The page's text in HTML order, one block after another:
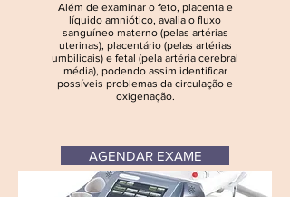
Além de examinar o feto, placenta e
líquido amniótico, avalia o fluxo
sanguíneo materno (pelas artérias
uterinas), placentário (pelas artérias
umbilicais) e fetal (pela artéria cerebral
média), podendo assim identificar
possíveis problemas da circulação e
oxigenação.
AGENDAR EXAME